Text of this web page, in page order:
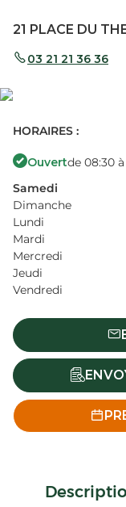
21 PLACE DU
03 21 21 36 36
HORAIRES :
Ouvertde 08:30 à
Samedi
Dimanche
Lundi
Mardi
Mercredi
Jeudi
Vendredi